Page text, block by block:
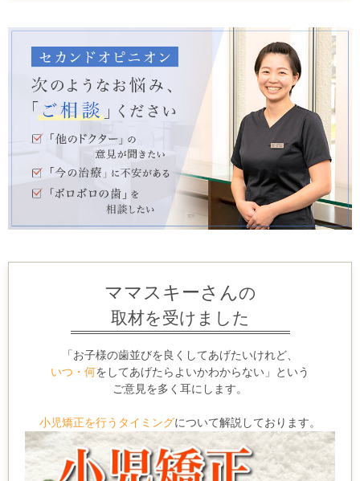
ママスキーさんの
取材を受けました
「お子様の歯並びを良くしてあげたいけれど、
いつ・何をしてあげたらよいかわからない」という
ご意見を多く耳にします。
小児矯正を行うタイミングについて解説しております。